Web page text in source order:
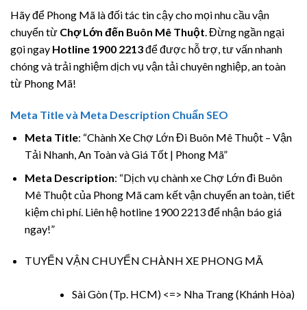
Hãy để Phong Mã là đối tác tin cậy cho mọi nhu cầu vận
chuyển từ Chợ Lớn đến Buôn Mê Thuột. Đừng ngần ngại
gọi ngay Hotline 1900 2213để được hỗ trợ, tư vấn nhanh
chóng và trải nghiệm dịch vụ vận tải chuyên nghiệp, an toàn
từ Phong Mã!
Meta Title và Meta Description Chuẩn SEO
Meta Title: “Chành Xe Chợ Lớn Đi Buôn Mê Thuột – Vận
Tải Nhanh, An Toàn và Giá Tốt | Phong Mã”
Meta Description: “Dịch vụ chành xe Chợ Lớn đi Buôn
Mê Thuột của Phong Mã cam kết vận chuyển an toàn, tiết
kiệm chi phí. Liên hệ hotline 1900 2213 để nhận báo giá
ngay!”
TUYẾN VẬN CHUYỂN CHÀNH XE PHONG MÃ
Sài Gòn (Tp. HCM) <=> Nha Trang (Khánh Hòa)